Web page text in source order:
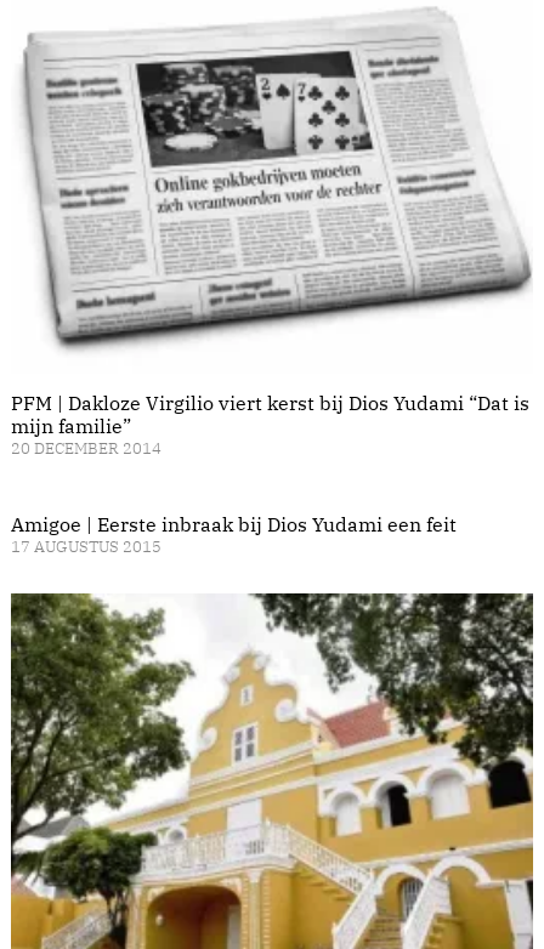
PFM | Dakloze Virgilio viert kerst bij Dios Yudami “Dat is
mijn familie”
20 DECEMBER 2014
Amigoe | Eerste inbraak bij Dios Yudami een feit
17 AUGUSTUS 2015